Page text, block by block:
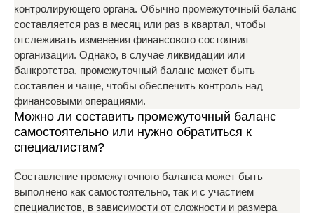
контролирующего органа. Обычно промежуточный баланс
составляется раз в месяц или раз в квартал, чтобы
отслеживать изменения финансового состояния
организации. Однако, в случае ликвидации или
банкротства, промежуточный баланс может быть
составлен и чаще, чтобы обеспечить контроль над
финансовыми операциями.
Можно ли составить промежуточный баланс
самостоятельно или нужно обратиться к
специалистам?
Составление промежуточного баланса может быть
выполнено как самостоятельно, так и с участием
специалистов, в зависимости от сложности и размера